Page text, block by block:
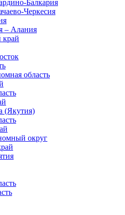
Балкария
Черкесия
– Алания
край
область
(Якутия)
округ